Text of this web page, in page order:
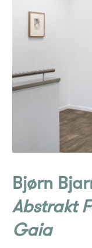
Bjørn
Abstrakt
Gaia